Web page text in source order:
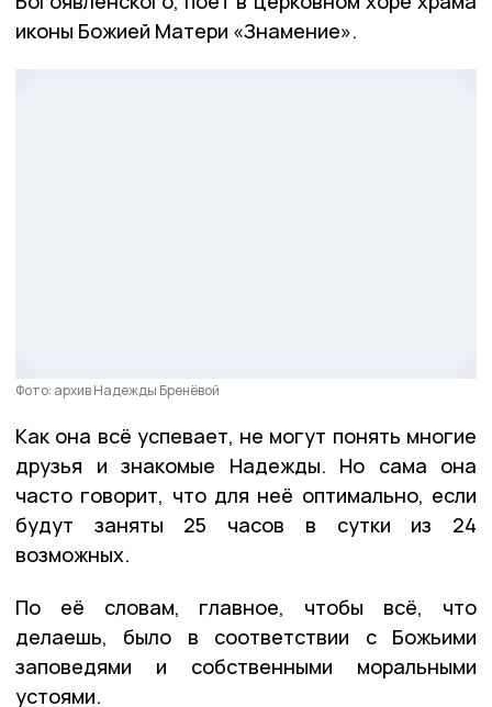
иконы Божией Матери «Знамение».
Фото: архив Надежды Бренёвой
Как она всё успевает, не могут понять многие
друзья и знакомые Надежды. Но сама она
часто говорит, что для неё оптимально, если
будут заняты 25 часов в сутки из 24
возможных.
По её словам, главное, чтобы всё, что
делаешь, было в соответствии с Божьими
заповедями и собственными моральными
устоями.